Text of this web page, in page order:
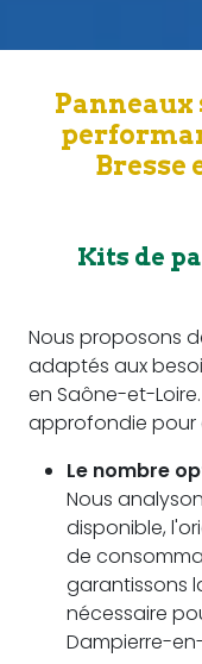
Panneaux
Bresse
Kits de
Nous proposons
adaptés aux
en Saône-et-
approfondie pour
Le nombre
Nous
disponible,
de
garantissons
nécessaire
Dampierre-